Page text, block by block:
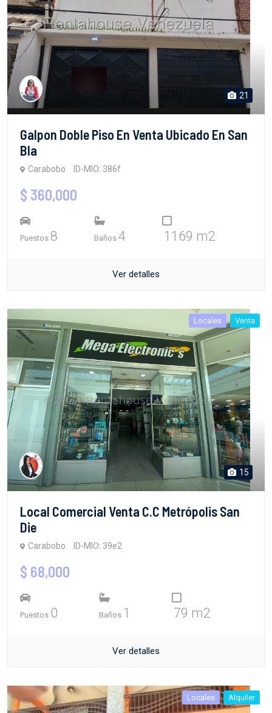
21
Galpon Doble Piso En Venta Ubicado En San
Bla
Carabobo ID-MIO: 386f
$ 360,000
Puestos 8 Baños 4 1169 m2
Ver detalles
Locales Venta
15
Local Comercial Venta C.C Metrópolis San
Die
Carabobo ID-MIO: 39e2
$ 68,000
Puestos 0 Baños 1 79 m2
Ver detalles
Locales Alquiler